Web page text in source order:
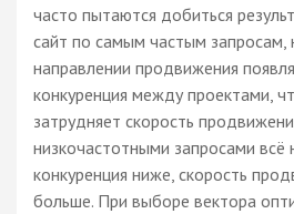
часто пытаются добиться
сайт по самым частым запросам,
направлении продвижения
конкуренция между проектами,
затрудняет скорость
низкочастотными запросами всё
конкуренция ниже, скорость
больше. При выборе вектора